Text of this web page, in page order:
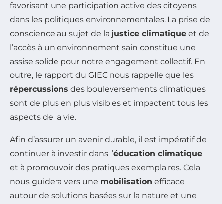
favorisant une participation active des citoyens
dans les politiques environnementales. La prise de
conscience au sujet de la justice climatique et de
l’accès à un environnement sain constitue une
assise solide pour notre engagement collectif. En
outre, le rapport du GIEC nous rappelle que les
répercussions des bouleversements climatiques
sont de plus en plus visibles et impactent tous les
aspects de la vie.
Afin d’assurer un avenir durable, il est impératif de
continuer à investir dans l’éducation climatique
et à promouvoir des pratiques exemplaires. Cela
nous guidera vers une mobilisation efficace
autour de solutions basées sur la nature et une